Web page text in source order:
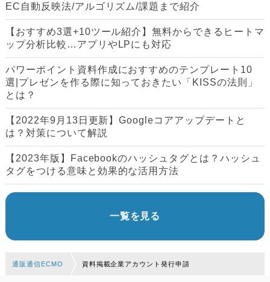
EC自動反映法/アルゴリズム/課題まで紹介
【おすすめ3選+10ツール紹介】無料からできるヒートマ
ップ分析比較…アプリやLPにも対応
パワーポイント資料作成におすすめのテンプレート10
選|プレゼンを作る際に知っておきたい「KISSの法則」
とは？
【2022年9月13日更新】Googleコアアップデートと
は？対策について解説
【2023年版】Facebookのハッシュタグとは？ハッシュ
タグをつける意味と効果的な活用方法
一覧を見る
通販通信ECMO 資料掲載企業アカウント発行申請